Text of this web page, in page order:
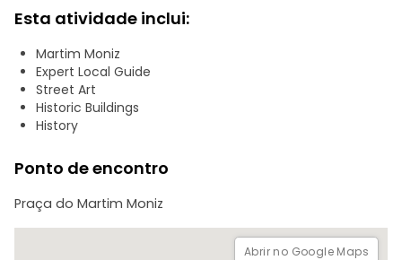
compreende os movimentos políticos, históricos e
culturais por detrás destas obras-primas. O passeio é
informativo, intensivo e obrigatório para todos os amantes
da arte e para aqueles que querem conhecer a cidade de
uma nova forma.
Caminhe connosco para descobrir as obras de arte das
ruas escondidas com o nosso guia especializado em arte
verde do metro | na praça junto ao monumento com
cabeças de soldados/bullets/capacetes]. Mesmo em
frente ao Hotel Mundial, a nossa equipa terá uma placa
Esta atividade inclui:
Martim Moniz
Expert Local Guide
Street Art
Historic Buildings
History
Ponto de encontro
Praça do Martim Moniz
Abrir no Google Maps